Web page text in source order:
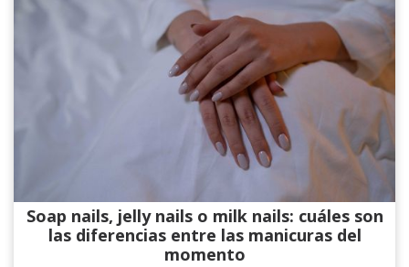
Soap nails, jelly nails o milk nails: cuáles son
las diferencias entre las manicuras del
momento